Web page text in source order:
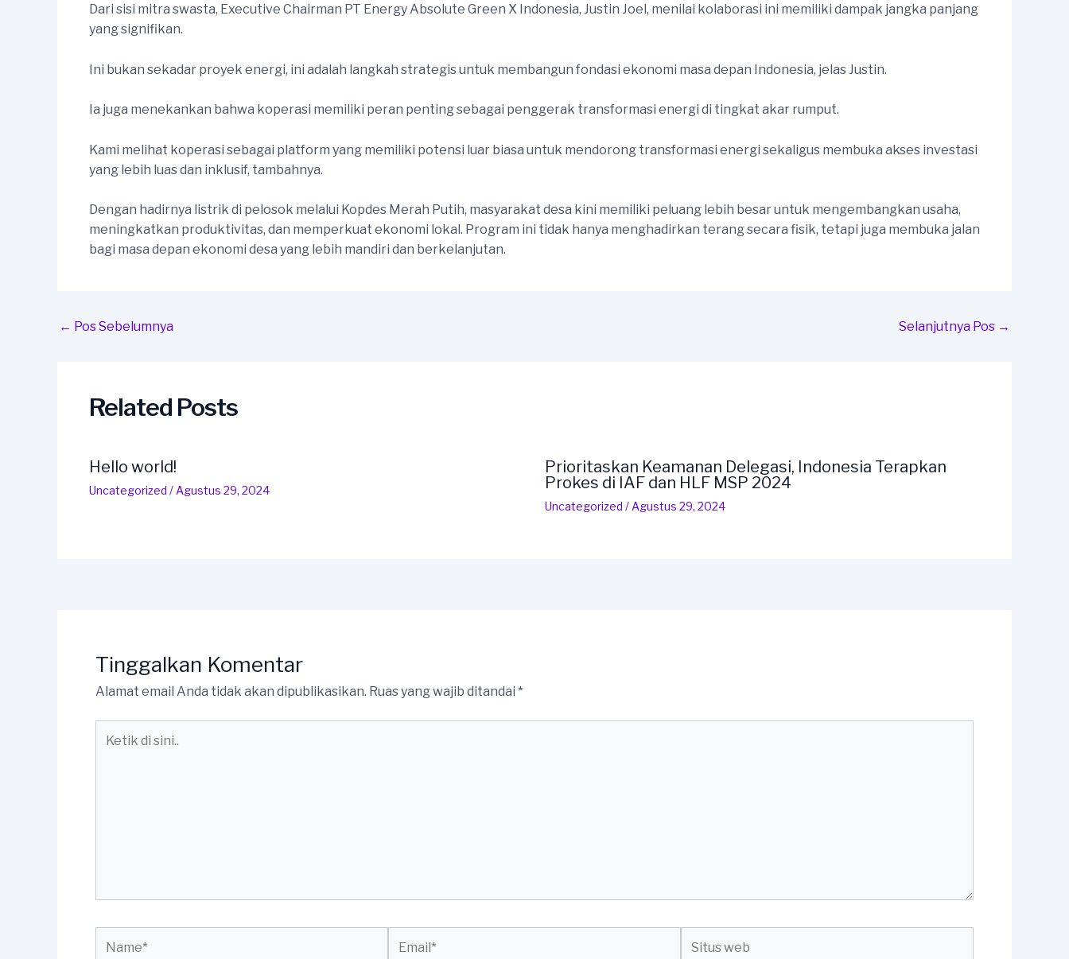
Dari sisi mitra swasta, Executive Chairman PT Energy Absolute Green X Indonesia, Justin Joel, menilai kolaborasi ini memiliki dampak jangka panjang
yang signifikan.
Ini bukan sekadar proyek energi, ini adalah langkah strategis untuk membangun fondasi ekonomi masa depan Indonesia, jelas Justin.
Ia juga menekankan bahwa koperasi memiliki peran penting sebagai penggerak transformasi energi di tingkat akar rumput.
Kami melihat koperasi sebagai platform yang memiliki potensi luar biasa untuk mendorong transformasi energi sekaligus membuka akses investasi
yang lebih luas dan inklusif, tambahnya.
Dengan hadirnya listrik di pelosok melalui Kopdes Merah Putih, masyarakat desa kini memiliki peluang lebih besar untuk mengembangkan usaha,
meningkatkan produktivitas, dan memperkuat ekonomi lokal. Program ini tidak hanya menghadirkan terang secara fisik, tetapi juga membuka jalan
bagi masa depan ekonomi desa yang lebih mandiri dan berkelanjutan.
Post
← Pos Sebelumnya Selanjutnya Pos →
Related Posts
Hello world!
Uncategorized / Agustus 29, 2024
Prioritaskan Keamanan Delegasi, Indonesia Terapkan
Prokes di IAF dan HLF MSP 2024
Uncategorized / Agustus 29, 2024
Tinggalkan Komentar
Alamat email Anda tidak akan dipublikasikan. Ruas yang wajib ditandai *